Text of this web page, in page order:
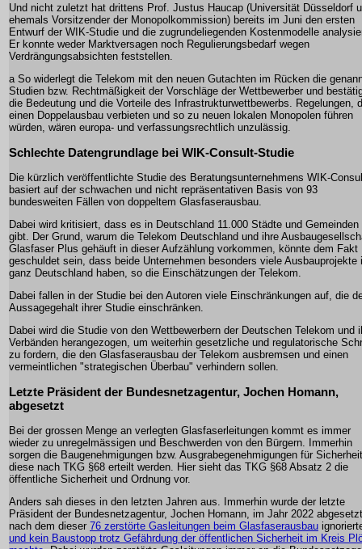
Und nicht zuletzt hat drittens Prof. Justus Haucap (Universität Düsseldorf
ehemals Vorsitzender der Monopolkommission) bereits im Juni den ersten
Entwurf der WIK-Studie und die zugrundeliegenden Kostenmodelle
Er konnte weder Marktversagen noch Regulierungsbedarf wegen
Verdrängungsabsichten feststellen.
a So widerlegt die Telekom mit den neuen Gutachten im Rücken die
Studien bzw. Rechtmäßigkeit der Vorschläge der Wettbewerber und
die Bedeutung und die Vorteile des Infrastrukturwettbewerbs. Regelungen,
einen Doppelausbau verbieten und so zu neuen lokalen Monopolen führen
würden, wären europa- und verfassungsrechtlich unzulässig.
Schlechte Datengrundlage bei WIK-Consult-Studie
Die kürzlich veröffentlichte Studie des Beratungsunternehmens WIK-
basiert auf der schwachen und nicht repräsentativen Basis von 93
bundesweiten Fällen von doppeltem Glasfaserausbau.
Dabei wird kritisiert, dass es in Deutschland 11.000 Städte und Gemeinden
gibt. Der Grund, warum die Telekom Deutschland und ihre
Glasfaser Plus gehäuft in dieser Aufzählung vorkommen, könnte dem Fakt
geschuldet sein, dass beide Unternehmen besonders viele Ausbauprojekte
ganz Deutschland haben, so die Einschätzungen der Telekom.
Dabei fallen in der Studie bei den Autoren viele Einschränkungen auf, die
Aussagegehalt ihrer Studie einschränken.
Dabei wird die Studie von den Wettbewerbern der Deutschen Telekom und
Verbänden herangezogen, um weiterhin gesetzliche und regulatorische
zu fordern, die den Glasfaserausbau der Telekom ausbremsen und einen
vermeintlichen "strategischen Überbau" verhindern sollen.
Letzte Präsident der Bundesnetzagentur, Jochen Homann,
abgesetzt
Bei der grossen Menge an verlegten Glasfaserleitungen kommt es immer
wieder zu unregelmässigen und Beschwerden von den Bürgern. Immerhin
sorgen die Baugenehmigungen bzw. Ausgrabegenehmigungen für
diese nach TKG §68 erteilt werden. Hier sieht das TKG §68 Absatz 2 die
öffentliche Sicherheit und Ordnung vor.
Anders sah dieses in den letzten Jahren aus. Immerhin wurde der letzte
Präsident der Bundesnetzagentur, Jochen Homann, im Jahr 2022
nach dem dieser 76 zerstörte Gasleitungen beim Glasfaserausbau
und kein Baustopp trotz Gefährdung der öffentlichen Sicherheit im Kreis